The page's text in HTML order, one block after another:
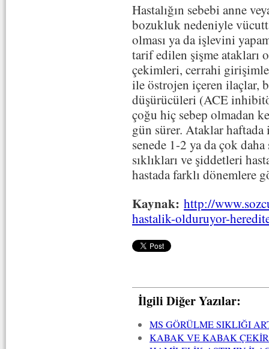
Hastalığın sebebi anne
bozukluk nedeniyle
olması ya da işlevini
tarif edilen şişme atakları
çekimleri, cerrahi
ile östrojen içeren ilaçlar,
düşürücüleri (ACE
çoğu hiç sebep olmadan
gün sürer. Ataklar
senede 1-2 ya da çok
sıklıkları ve şiddetleri
hastada farklı dönemlere
Kaynak: http://
hastalik-olduruyor-
İlgili Diğer Yazılar:
MS GÖRÜLME SIKLIĞI
KABAK VE KABAK